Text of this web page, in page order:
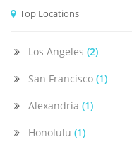
Top Locations
Los Angeles (2)
San Francisco (1)
Alexandria (1)
Honolulu (1)